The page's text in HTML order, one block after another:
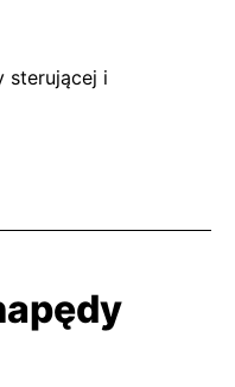
sterującej i